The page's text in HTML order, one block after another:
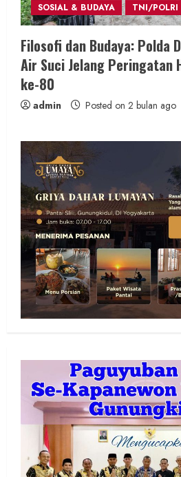
SOSIAL & BUDAYA TNI/POLRI
Filosofi dan Budaya: Polda
Air Suci Jelang Peringatan
ke-80
admin Posted on 2 bulan ago